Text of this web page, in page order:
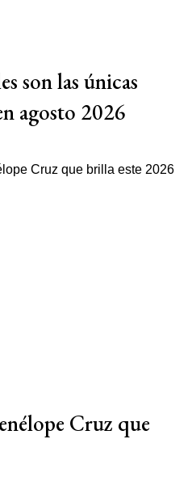
son las únicas
agosto 2026
Cruz que